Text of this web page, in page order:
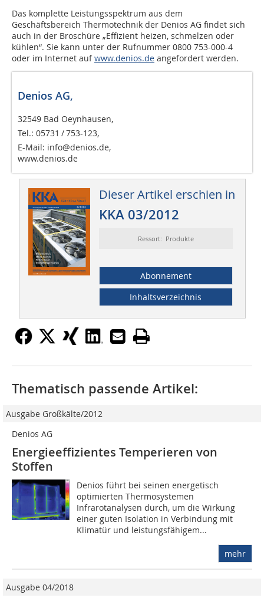
Das komplette Leistungsspektrum aus dem
Geschäftsbereich Thermotechnik der Denios AG findet sich
auch in der Broschüre „Effizient heizen, schmelzen oder
kühlen“. Sie kann unter der Rufnummer 0800 753-000-4
oder im Internet aufwww.denios.de angefordert werden.
Denios AG,
32549 Bad Oeynhausen,
Tel.: 05731 / 753-123,
E-Mail: info@denios.de,
www.denios.de
Dieser Artikel erschien in
KKA 03/2012
Ressort: Produkte
Abonnement
Inhaltsverzeichnis
Thematisch passende Artikel:
Ausgabe Großkälte/2012
Denios AG
Energieeffizientes Temperieren von
Stoffen
Denios führt bei seinen energetisch
optimierten Thermosys­temen
Infrarotanalysen durch, um die Wirkung
einer guten Isolation in Verbindung mit
Klimatür und leistungsfähigem...
mehr
Ausgabe 04/2018